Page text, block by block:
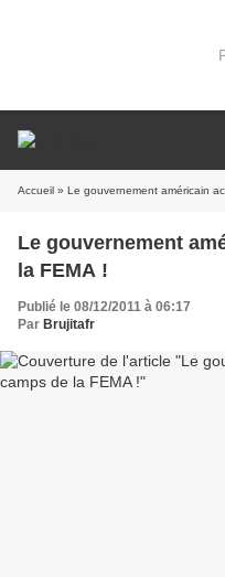
Accueil » Le gouvernement américain
Le gouvernement
la FEMA !
Publié le 08/12/2011 à 06:17
Par Brujitafr